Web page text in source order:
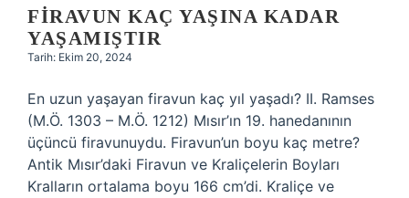
FIRAVUN KAÇ YAŞINA KADAR
YAŞAMIŞTIR
Tarih: Ekim 20, 2024
En uzun yaşayan firavun kaç yıl yaşadı? II. Ramses
(M.Ö. 1303 – M.Ö. 1212) Mısır’ın 19. hanedanının
üçüncü firavunuydu. Firavun’un boyu kaç metre?
Antik Mısır’daki Firavun ve Kraliçelerin Boyları
Kralların ortalama boyu 166 cm’di. Kraliçe ve